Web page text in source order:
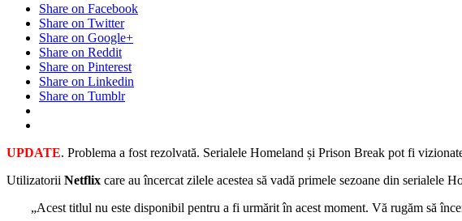
Share on Facebook
Share on Twitter
Share on Google+
Share on Reddit
Share on Pinterest
Share on Linkedin
Share on Tumblr
UPDATE. Problema a fost rezolvată. Serialele Homeland și Prison Break pot fi
Utilizatorii Netflix care au încercat zilele acestea să vadă primele sezoane din serialele
„Acest titlul nu este disponibil pentru a fi urmărit în acest moment. Vă rugăm să